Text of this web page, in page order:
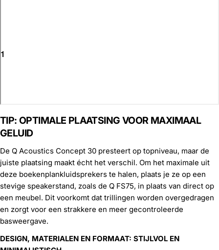
TIP: OPTIMALE PLAATSING VOOR MAXIMAAL
GELUID
De Q Acoustics Concept 30 presteert op topniveau, maar de
juiste plaatsing maakt écht het verschil. Om het maximale uit
deze boekenplankluidsprekers te halen, plaats je ze op een
stevige speakerstand, zoals de Q FS75, in plaats van direct op
een meubel. Dit voorkomt dat trillingen worden overgedragen
en zorgt voor een strakkere en meer gecontroleerde
basweergave.
DESIGN, MATERIALEN EN FORMAAT: STIJLVOL EN